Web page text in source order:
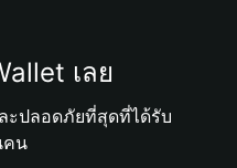
เลย
ะปลอดภัยที่สุดที่ได้รับ
คน